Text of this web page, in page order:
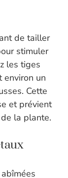
de tailler
stimuler
les tiges
environ un
Cette
et prévient
la plante.